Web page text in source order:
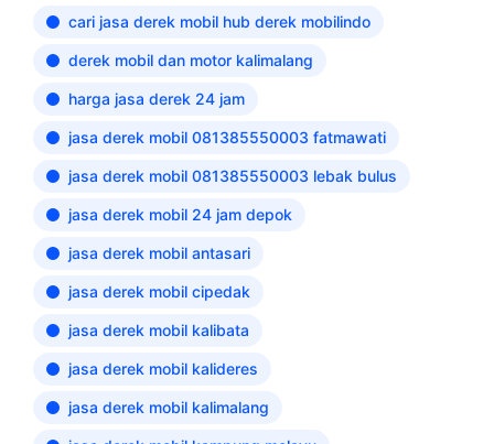
cari jasa derek mobil hub derek mobilindo
derek mobil dan motor kalimalang
harga jasa derek 24 jam
jasa derek mobil 081385550003 fatmawati
jasa derek mobil 081385550003 lebak bulus
jasa derek mobil 24 jam depok
jasa derek mobil antasari
jasa derek mobil cipedak
jasa derek mobil kalibata
jasa derek mobil kalideres
jasa derek mobil kalimalang